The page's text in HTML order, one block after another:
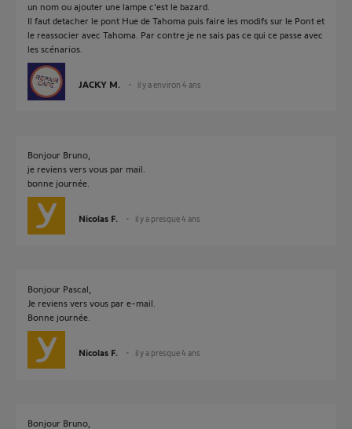
un nom ou ajouter une lampe c'est le bazard.
Il faut detacher le pont Hue de Tahoma puis faire les modifs sur le Pont et
le reassocier avec Tahoma. Par contre je ne sais pas ce qui ce passe avec
les scénarios.
JACKY M. il y a environ 4 ans
Bonjour Bruno,
je reviens vers vous par mail.
bonne journée.
Nicolas F. il y a presque 4 ans
Bonjour Pascal,
Je reviens vers vous par e-mail.
Bonne journée.
Nicolas F. il y a presque 4 ans
Bonjour Bruno,